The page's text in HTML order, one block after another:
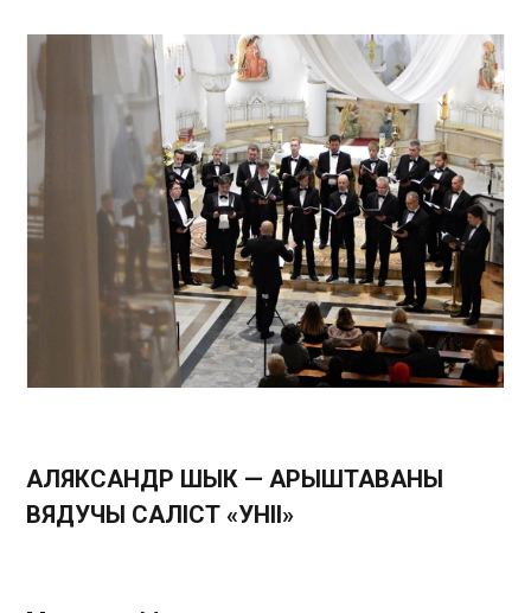
АЛЯКСАНДР ШЫК — АРЫШТАВАНЫ
ВЯДУЧЫ САЛІСТ «УНІІ»